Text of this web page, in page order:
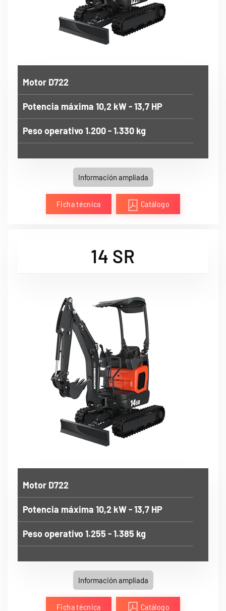
Motor D722
Potencia máxima 10,2 kW - 13,7 HP
Peso operativo 1.200 - 1.330 kg
Información ampliada
Ficha técnica Catálogo
14 SR
Motor D722
Potencia máxima 10,2 kW - 13,7 HP
Peso operativo 1.255 - 1.385 kg
Información ampliada
Ficha técnica Catálogo